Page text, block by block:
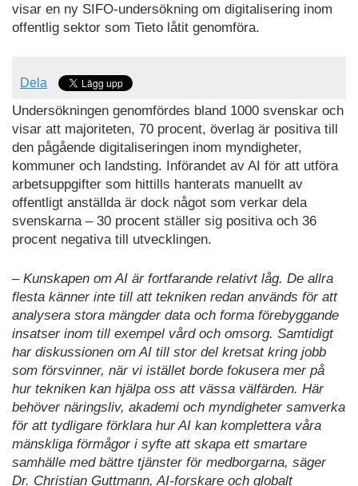
visar en ny SIFO-undersökning om digitalisering inom
offentlig sektor som Tieto låtit genomföra.
Dela
Undersökningen genomfördes bland 1000 svenskar och
visar att majoriteten, 70 procent, överlag är positiva till
den pågående digitaliseringen inom myndigheter,
kommuner och landsting. Införandet av AI för att utföra
arbetsuppgifter som hittills hanterats manuellt av
offentligt anställda är dock något som verkar dela
svenskarna – 30 procent ställer sig positiva och 36
procent negativa till utvecklingen.
– Kunskapen om AI är fortfarande relativt låg. De allra
flesta känner inte till att tekniken redan används för att
analysera stora mängder data och forma förebyggande
insatser inom till exempel vård och omsorg. Samtidigt
har diskussionen om AI till stor del kretsat kring jobb
som försvinner, när vi istället borde fokusera mer på
hur tekniken kan hjälpa oss att vässa välfärden. Här
behöver näringsliv, akademi och myndigheter samverka
för att tydligare förklara hur AI kan komplettera våra
mänskliga förmågor i syfte att skapa ett smartare
samhälle med bättre tjänster för medborgarna, säger
Dr. Christian Guttmann, AI-forskare och globalt